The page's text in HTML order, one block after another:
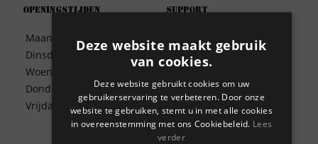
Openingstijden
Maandag
Dinsdag
Woensdag
Donderdag
Vrijdag
09:30 – 17:00
09:30 – 17:00
09:30 – 17:00
09:30 – 17:00
Support
Betaalwijze
Bezorgen
Contact
Disclaimer
Garantie
Meest gestelde vragen
Deze website maakt gebruik
van cookies.
Deze website gebruikt cookies om uw
gebruikerservaring te verbeteren. Door onze
website te gebruiken, stemt u in met alle cookies
in overeenstemming met ons Cookiebeleid. Lees
verder